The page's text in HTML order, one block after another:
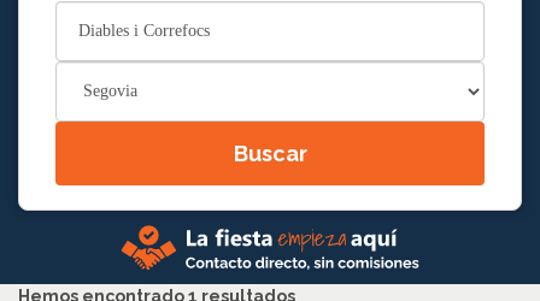
Buscar
Hemos encontrado 1 resultados